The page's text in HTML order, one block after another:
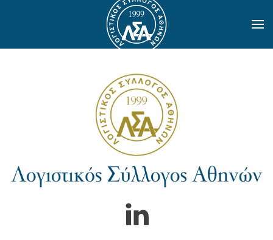
Skip to main content